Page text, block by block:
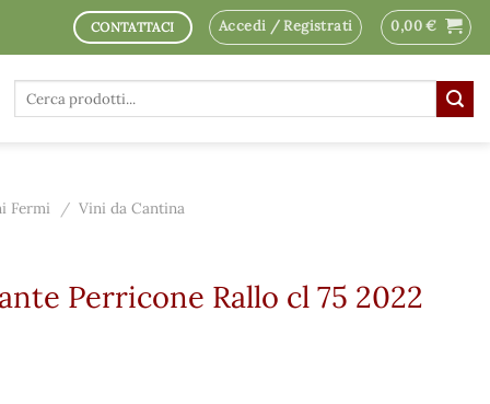
CONTATTACI Accedi / Registrati 0,00€
Cerca:
Fermi / Vini da Cantina
Perricone Rallo cl 75 2022